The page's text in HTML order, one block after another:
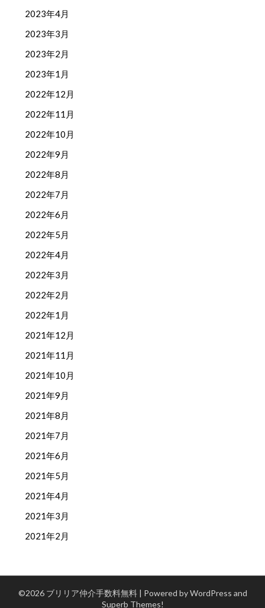
2023年4月
2023年3月
2023年2月
2023年1月
2022年12月
2022年11月
2022年10月
2022年9月
2022年8月
2022年7月
2022年6月
2022年5月
2022年4月
2022年3月
2022年2月
2022年1月
2021年12月
2021年11月
2021年10月
2021年9月
2021年8月
2021年7月
2021年6月
2021年5月
2021年4月
2021年3月
2021年2月
©2026 ブリリア仲介手数料無料 | Powered by WordPress and
Superb Themes!